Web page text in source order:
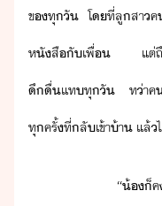
ข​ทุั​ ​โที่​ลูสา​ค
หัสื​ั​เพื่​ ​แต่​ถึ​จ
ึื่​แท​ทุั​ ​ท่า​ค​
ทุครั้ที่​ลั​เข้า​้า​ ​แล้
​“​้​็​ค